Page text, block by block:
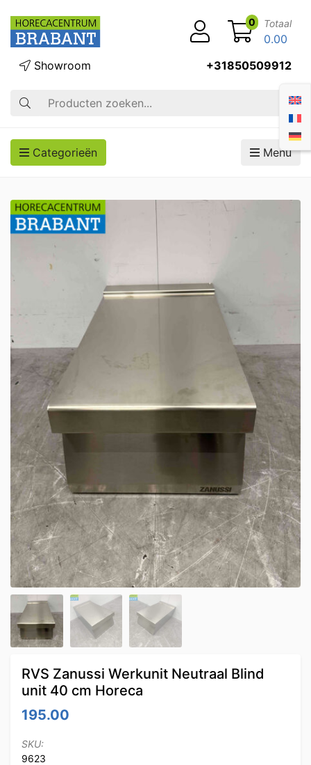
Zoek op
Showroom +31850509912
0 Totaal
0.00
Categorieën Menu
RVS Zanussi Werkunit Neutraal Blind
unit 40 cm Horeca
195.00
SKU:
9623